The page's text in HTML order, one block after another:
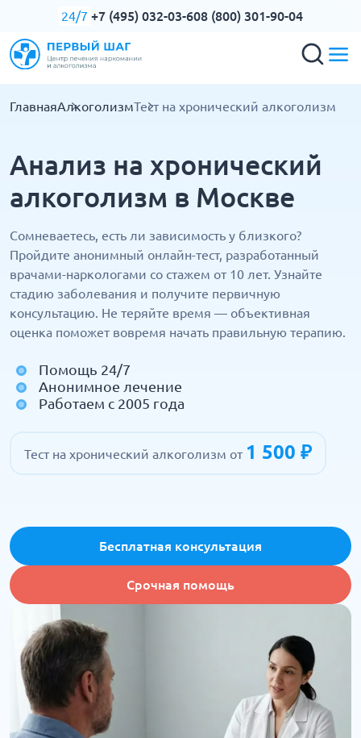
24/7 +7 (495) 032-03-608 (800) 301-90-04
ГлавнаяАлкоголизмТест на хронический алкоголизм
Анализ на хронический
алкоголизм в Москве
Сомневаетесь, есть ли зависимость у близкого?
Пройдите анонимный онлайн-тест, разработанный
врачами-наркологами со стажем от 10 лет. Узнайте
стадию заболевания и получите первичную
консультацию. Не теряйте время — объективная
оценка поможет вовремя начать правильную терапию.
Помощь 24/7
Анонимное лечение
Работаем с 2005 года
Тест на хронический алкоголизм от 1 500 ₽
Бесплатная консультация
Срочная помощь